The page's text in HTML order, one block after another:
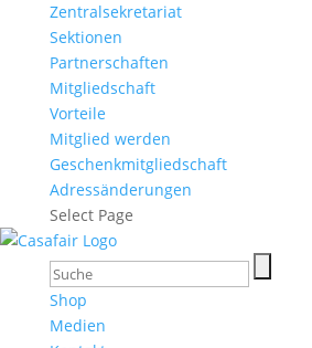
Zentralsekretariat
Sektionen
Partnerschaften
Mitgliedschaft
Vorteile
Mitglied werden
Geschenkmitgliedschaft
Adressänderungen
Select Page
Shop
Medien